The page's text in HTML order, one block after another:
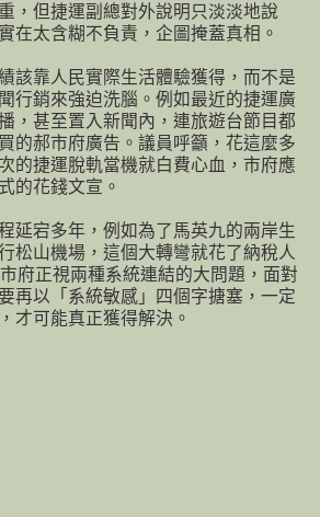
，但捷運副總對外說明只淡淡地說
在太含糊不負責，企圖掩蓋真相。
該靠人民實際生活體驗獲得，而不是
行銷來強迫洗腦。例如最近的捷運廣
，甚至置入新聞內，連旅遊台節目都
的郝市府廣告。議員呼籲，花這麼多
的捷運脫軌當機就白費心血，市府應
的花錢文宣。
延宕多年，例如為了馬英九的兩岸生
松山機場，這個大轉彎就花了納稅人
府正視兩種系統連結的大問題，面對
再以「系統敏感」四個字搪塞，一定
才可能真正獲得解決。